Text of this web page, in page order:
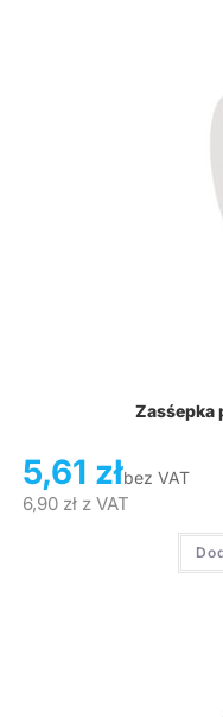
Zasśepka
5,61 złbez VAT
6,90 złz VAT